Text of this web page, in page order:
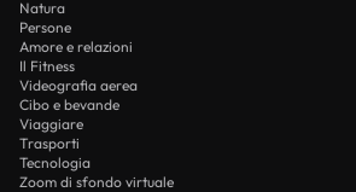
Natura
Persone
Amore e relazioni
Il Fitness
Videografia aerea
Cibo e bevande
Viaggiare
Trasporti
Tecnologia
Zoom di sfondo virtuale